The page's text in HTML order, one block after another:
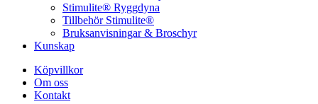
Stimulite® Ryggdyna
Tillbehör Stimulite®
Bruksanvisningar & Broschyr
Kunskap
Köpvillkor
Om oss
Kontakt